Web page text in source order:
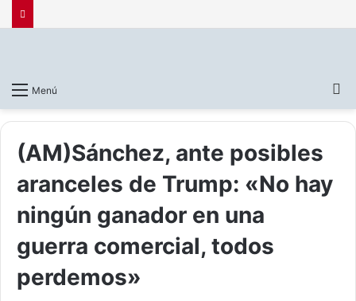
Menú
(AM)Sánchez, ante posibles
aranceles de Trump: «No hay
ningún ganador en una
guerra comercial, todos
perdemos»